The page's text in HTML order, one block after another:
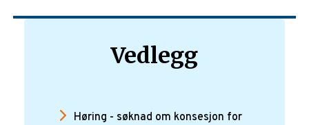
Vedlegg
Høring - søknad om konsesjon for